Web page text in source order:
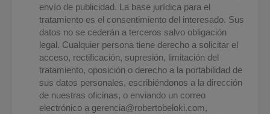
envío de publicidad. La base jurídica para el
tratamiento es el consentimiento del interesado. Sus
datos no se cederán a terceros salvo obligación
legal. Cualquier persona tiene derecho a solicitar el
acceso, rectificación, supresión, limitación del
tratamiento, oposición o derecho a la portabilidad de
sus datos personales, escribiéndonos a la dirección
de nuestras oficinas, o enviando un correo
electrónico a gerencia@robertobeloki.com,